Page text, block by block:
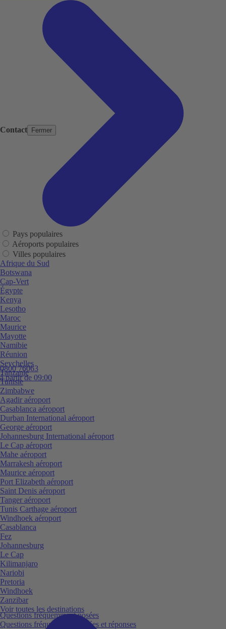
Contact Fermer
0800 76063
à partir de 09:00
Questions fréquemment posées
Questions fréquemment posées et réponses
Pays populaires
Aéroports populaires
Villes populaires
Afrique du Sud
Botswana
Cap-Vert
Égypte
Kenya
Lesotho
Maroc
Maurice
Mayotte
Namibie
Réunion
Seychelles
Tanzanie
Tunisie
Zimbabwe
Agadir aéroport
Casablanca aéroport
Durban International aéroport
George aéroport
Johannesburg International aéroport
Le Cap aéroport
Mahe aéroport
Marrakesh aéroport
Maurice aéroport
Port Elizabeth aéroport
Saint Denis aéroport
Tanger aéroport
Tunis Carthage aéroport
Windhoek aéroport
Casablanca
Fez
Johannesburg
Le Cap
Kilimanjaro
Nariobi
Pretoria
Windhoek
Zanzibar
Voir toutes les destinations